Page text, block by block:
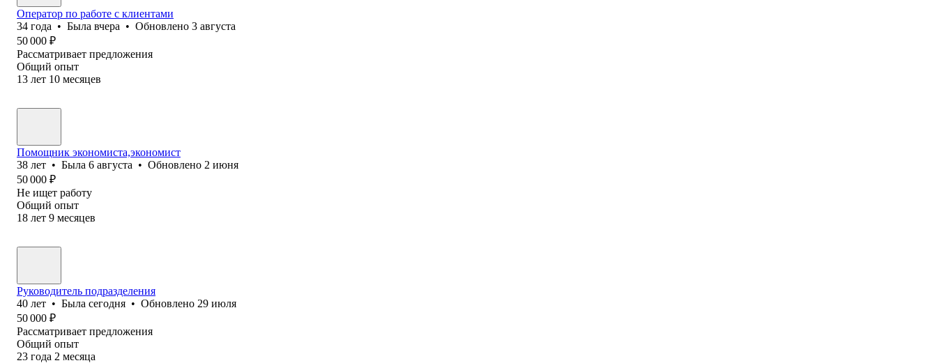
Оператор по работе с клиентами
34 года • Была вчера • Обновлено 3 августа
50 000 ₽
Рассматривает предложения
Общий опыт
13 лет 10 месяцев
Помощник экономиста,экономист
38 лет • Была 6 августа • Обновлено 2 июня
50 000 ₽
Не ищет работу
Общий опыт
18 лет 9 месяцев
Руководитель подразделения
40 лет • Была сегодня • Обновлено 29 июля
50 000 ₽
Рассматривает предложения
Общий опыт
23 года 2 месяца